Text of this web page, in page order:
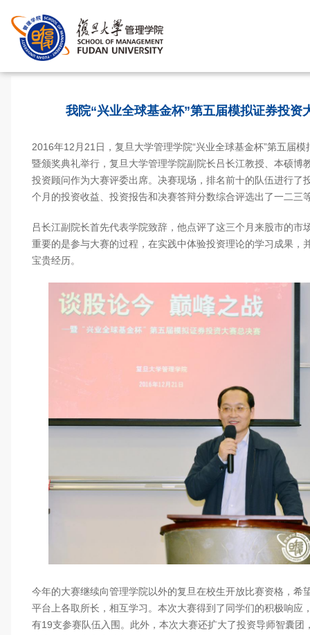
我院“兴业全球基金杯”第五届模拟证券投资
2016年12月21日，复旦大学管理学院“兴业全球基金杯”第五届
暨颁奖典礼举行，复旦大学管理学院副院长吕长江教授、本硕博
投资顾问作为大赛评委出席。决赛现场，排名前十的队伍进行了
个月的投资收益、投资报告和决赛答辩分数综合评选出了一二三
吕长江副院长首先代表学院致辞，他点评了这三个月来股市的市
重要的是参与大赛的过程，在实践中体验投资理论的学习成果，
宝贵经历。
今年的大赛继续向管理学院以外的复旦在校生开放比赛资格，希
平台上各取所长，相互学习。本次大赛得到了同学们的积极响应
有19支参赛队伍入围。此外，本次大赛还扩大了投资导师智囊团